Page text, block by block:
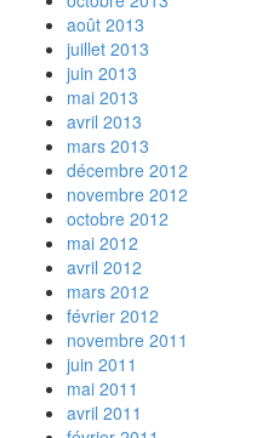
août 2013
juillet 2013
juin 2013
mai 2013
avril 2013
mars 2013
décembre 2012
novembre 2012
octobre 2012
mai 2012
avril 2012
mars 2012
février 2012
novembre 2011
juin 2011
mai 2011
avril 2011